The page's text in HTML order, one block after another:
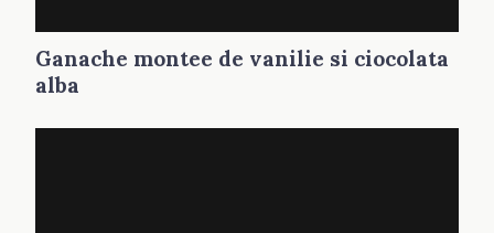
Ganache montee de vanilie si ciocolata
alba